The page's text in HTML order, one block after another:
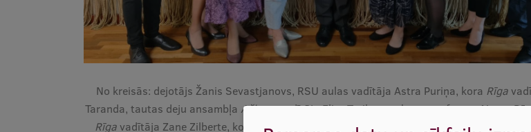
No kreisās: dejotājs Žanis Sevastjanovs, RSU aulas vadītāja Astra Puriņa, kora Rīga
Taranda, tautas deju ansambļa Ačkupsvadītāja Elita Treilone, rektors profesors Aigars
Rīgavadītāja Zane Zilberte, kora tērpzine Ieva Jēkabsone, dejotāja Laima Mukāne